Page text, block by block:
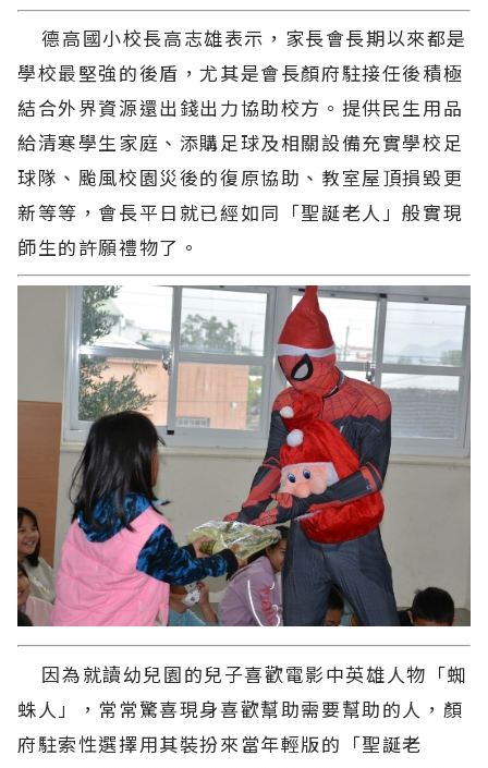
德高國小校長高志雄表示，家長會長期以來都是
學校最堅強的後盾，尤其是會長顏府駐接任後積極
結合外界資源還出錢出力協助校方。提供民生用品
給清寒學生家庭、添購足球及相關設備充實學校足
球隊、颱風校園災後的復原協助、教室屋頂損毀更
新等等，會長平日就已經如同「聖誕老人」般實現
師生的許願禮物了。
因為就讀幼兒園的兒子喜歡電影中英雄人物「蜘
蛛人」，常常驚喜現身喜歡幫助需要幫助的人，顏
府駐索性選擇用其裝扮來當年輕版的「聖誕老